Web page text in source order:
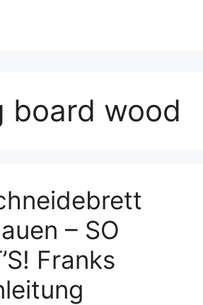
board wood
– SO
Franks